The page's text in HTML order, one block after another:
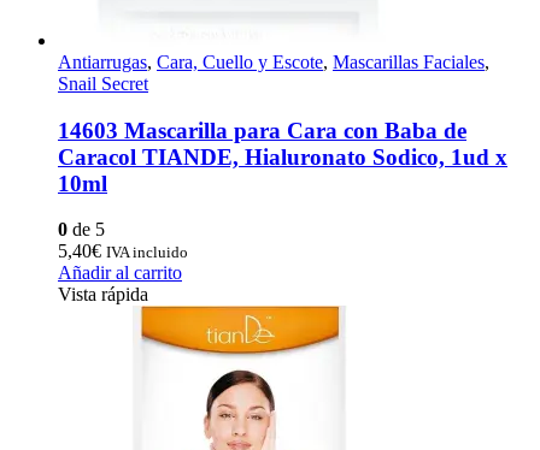
Antiarrugas, Cara, Cuello y Escote, Mascarillas Faciales,
Snail Secret
14603 Mascarilla para Cara con Baba de
Caracol TIANDE, Hialuronato Sodico, 1ud x
10ml
0 de 5
5,40€ IVA incluido
Añadir al carrito
Vista rápida